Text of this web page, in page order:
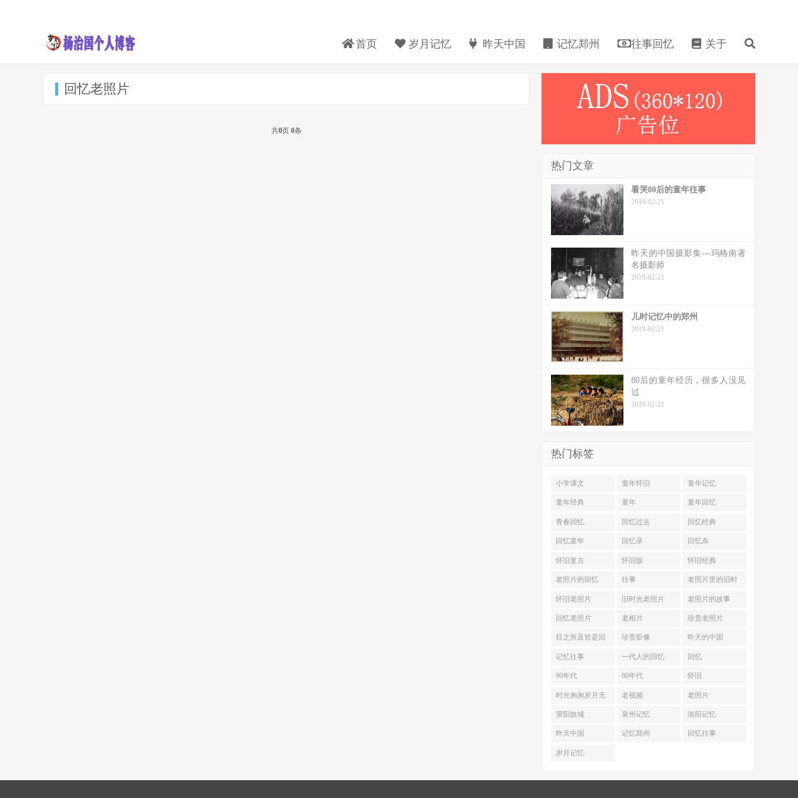
首页 岁月记忆 昨天中国 记忆郑州 往事回忆 关于
回忆老照片
共0页 0条
热门文章
看哭80后的童年往事
2019-02-21
昨天的中国摄影集---玛格南著
名摄影师
2019-02-21
儿时记忆中的郑州
2019-02-21
80后的童年经历，很多人没见
过
2019-02-21
热门标签
小学课文 童年怀旧 童年记忆
童年经典 童年 童年回忆
青春回忆 回忆过去 回忆经典
回忆童年 回忆录 回忆杀
怀旧复古 怀旧版 怀旧经典
老照片的回忆 往事 老照片里的旧时
光
怀旧老照片 旧时光老照片 老照片的故事
回忆老照片 老相片 珍贵老照片
目之所及皆是回
忆
珍贵影像 昨天的中国
记忆往事 一代人的回忆 回忆
90年代 80年代 怀旧
时光匆匆岁月无
声
老视频 老照片
荥阳故城 泉州记忆 洛阳记忆
昨天中国 记忆郑州 回忆往事
岁月记忆